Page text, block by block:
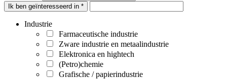
Ik ben geïnteresseerd in *
Industrie
Farmaceutische industrie
Zware industrie en metaalindustrie
Elektronica en hightech
(Petro)chemie
Grafische / papierindustrie